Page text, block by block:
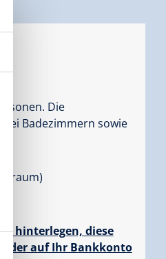
Die
Badezimmern sowie
hinterlegen, diese
auf Ihr Bankkonto